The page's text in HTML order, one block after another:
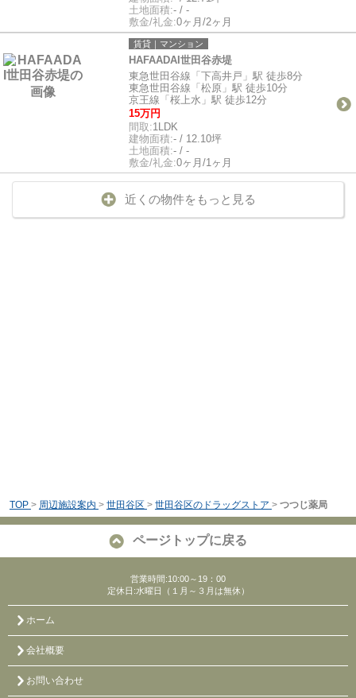
土地面積:- / -
敷金/礼金:0ヶ月/2ヶ月
賃貸｜マンション
HAFAADAI世田谷赤堤
東急世田谷線「下高井戸」駅 徒歩8分
東急世田谷線「松原」駅 徒歩10分
京王線「桜上水」駅 徒歩12分
15万円
間取:1LDK
建物面積:- / 12.10坪
土地面積:- / -
敷金/礼金:0ヶ月/1ヶ月
近くの物件をもっと見る
TOP > 周辺施設案内 > 世田谷区 > 世田谷区のドラッグストア > つつじ薬局
ページトップに戻る
営業時間:10:00～19：00
定休日:水曜日（１月～３月は無休）
ホーム
会社概要
お問い合わせ